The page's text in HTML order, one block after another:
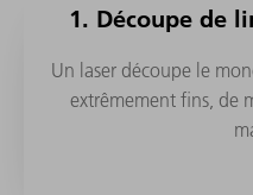
1. Découpe de
Un laser découpe le
extrêmement fins, de